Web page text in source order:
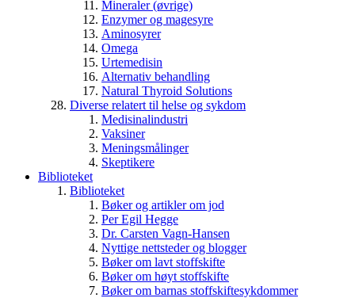
Mineraler (øvrige)
Enzymer og magesyre
Aminosyrer
Omega
Urtemedisin
Alternativ behandling
Natural Thyroid Solutions
Diverse relatert til helse og sykdom
Medisinalindustri
Vaksiner
Meningsmålinger
Skeptikere
Biblioteket
Biblioteket
Bøker og artikler om jod
Per Egil Hegge
Dr. Carsten Vagn-Hansen
Nyttige nettsteder og blogger
Bøker om lavt stoffskifte
Bøker om høyt stoffskifte
Bøker om barnas stoffskiftesykdommer